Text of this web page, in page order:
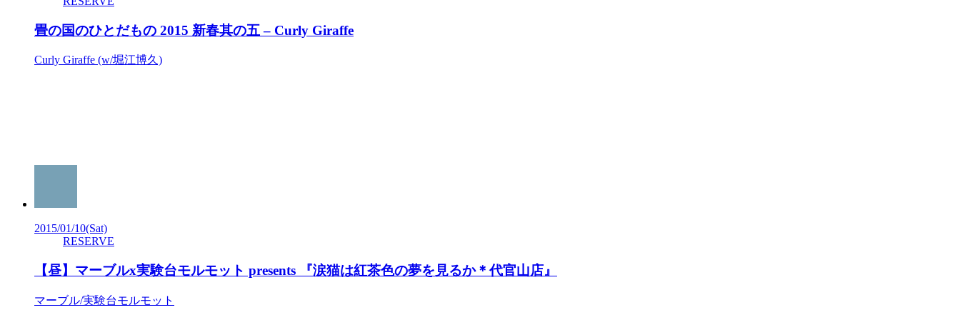
畳の国のひとだもの 2015 新春其の五 – Curly Giraffe
Curly Giraffe (w/堀江博久)
2015/01/10(Sat)
RESERVE
【昼】マーブルx実験台モルモット presents 『涙猫は紅茶色の夢を見るか＊代官山店』
マーブル/実験台モルモット